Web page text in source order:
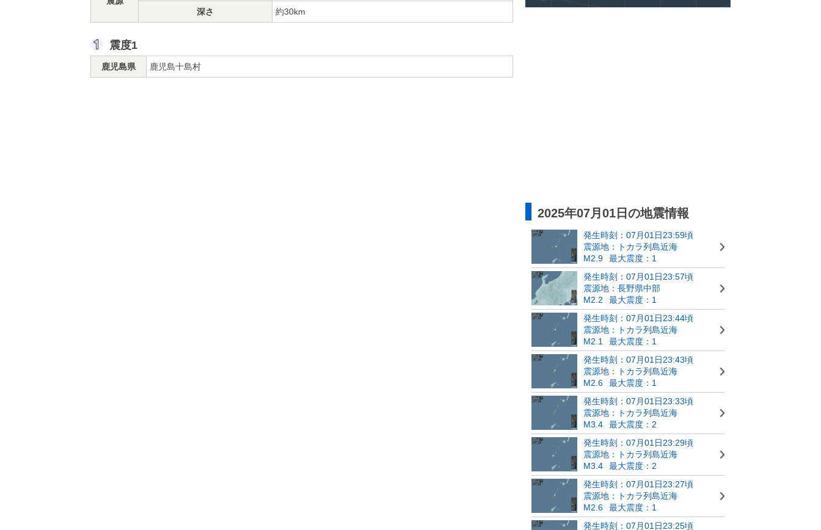
深さ
約30km
震度1
鹿児島県 鹿児島十島村
2025年07月01日の地震情報
発生時刻：07月01日23:59頃
震源地：トカラ列島近海
M2.9
最大震度：1
発生時刻：07月01日23:57頃
震源地：長野県中部
M2.2
最大震度：1
発生時刻：07月01日23:44頃
震源地：トカラ列島近海
M2.1
最大震度：1
発生時刻：07月01日23:43頃
震源地：トカラ列島近海
M2.6
最大震度：1
発生時刻：07月01日23:33頃
震源地：トカラ列島近海
M3.4
最大震度：2
発生時刻：07月01日23:29頃
震源地：トカラ列島近海
M3.4
最大震度：2
発生時刻：07月01日23:27頃
震源地：トカラ列島近海
M2.6
最大震度：1
発生時刻：07月01日23:25頃